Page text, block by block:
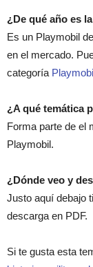
¿De qué año es
Es un Playmobil
en el mercado.
categoría
¿A qué temática
Forma parte de el
Playmobil.
¿Dónde veo y
Justo aquí debajo
descarga en PDF.
Si te gusta esta